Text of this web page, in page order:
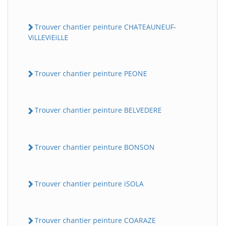
Trouver chantier peinture CHATEAUNEUF-
ViLLEViEiLLE
Trouver chantier peinture PEONE
Trouver chantier peinture BELVEDERE
Trouver chantier peinture BONSON
Trouver chantier peinture iSOLA
Trouver chantier peinture COARAZE